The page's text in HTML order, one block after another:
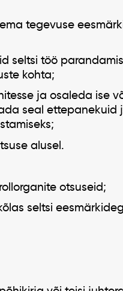
tegevuse
seltsi töö
kohta;
ja osaleda ise
seal ettepanekuid
alusel.
otsuseid;
seltsi